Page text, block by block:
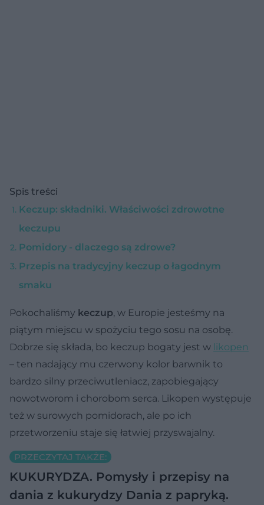
Spis treści
Keczup: składniki. Właściwości zdrowotne
keczupu
Pomidory - dlaczego są zdrowe?
Przepis na tradycyjny keczup o łagodnym
smaku
Pokochaliśmy keczup, w Europie jesteśmy na
piątym miejscu w spożyciu tego sosu na osobę.
Dobrze się składa, bo keczup bogaty jest w likopen
– ten nadający mu czerwony kolor barwnik to
bardzo silny przeciwutleniacz, zapobiegający
nowotworom i chorobom serca. Likopen występuje
też w surowych pomidorach, ale po ich
przetworzeniu staje się łatwiej przyswajalny.
PRZECZYTAJ TAKŻE:
KUKURYDZA. Pomysły i przepisy na
dania z kukurydzy Dania z papryką.